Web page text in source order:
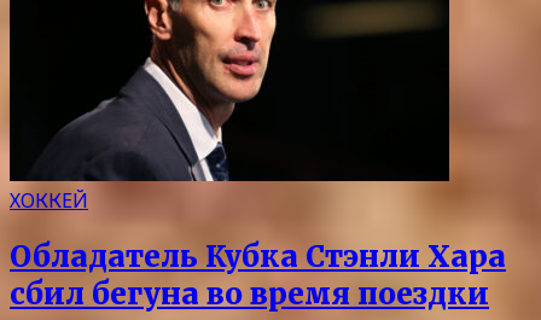
ХОККЕЙ
Обладатель Кубка Стэнли Хара
сбил бегуна во время поездки